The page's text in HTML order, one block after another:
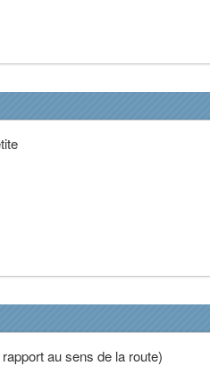
au sens de la route)